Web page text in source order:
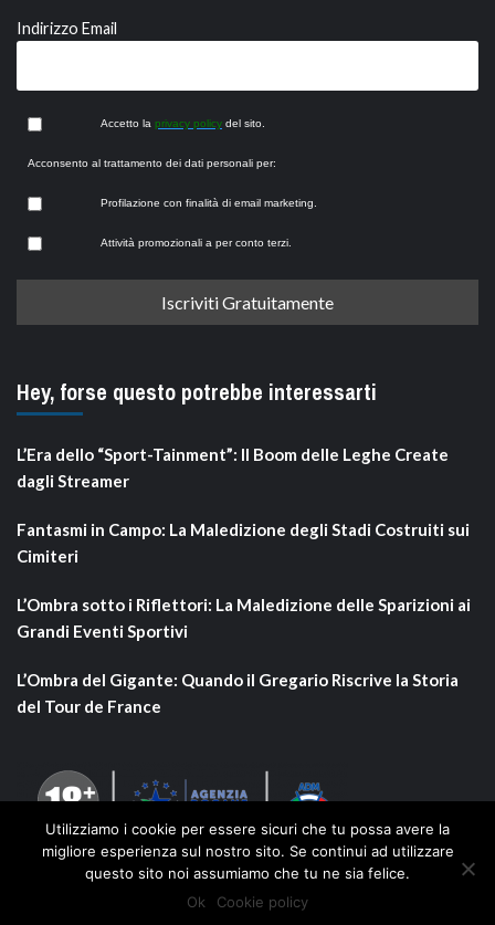
Indirizzo Email
Accetto la privacy policy del sito.
Acconsento al trattamento dei dati personali per:
Profilazione con finalità di email marketing.
Attività promozionali a per conto terzi.
Hey, forse questo potrebbe interessarti
L’Era dello “Sport-Tainment”: Il Boom delle Leghe Create
dagli Streamer
Fantasmi in Campo: La Maledizione degli Stadi Costruiti sui
Cimiteri
L’Ombra sotto i Riflettori: La Maledizione delle Sparizioni ai
Grandi Eventi Sportivi
L’Ombra del Gigante: Quando il Gregario Riscrive la Storia
del Tour de France
Utilizziamo i cookie per essere sicuri che tu possa avere la
migliore esperienza sul nostro sito. Se continui ad utilizzare
questo sito noi assumiamo che tu ne sia felice.
Ok
Cookie policy